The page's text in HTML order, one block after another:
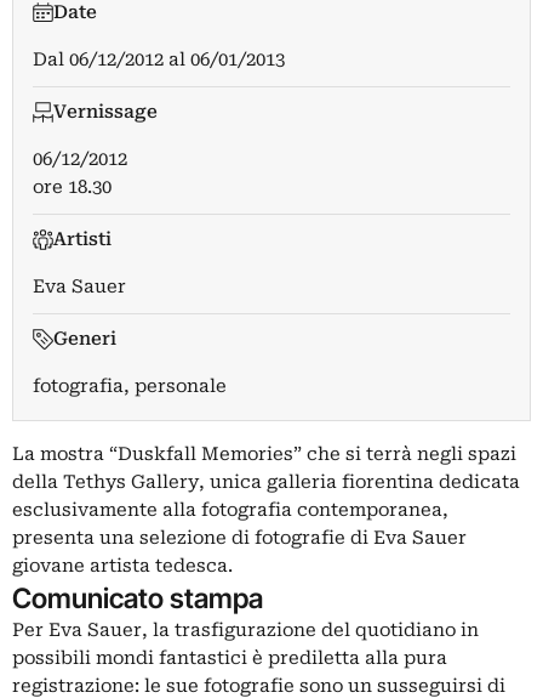
Date
Dal 06/12/2012 al 06/01/2013
Vernissage
06/12/2012
ore 18.30
Artisti
Eva Sauer
Generi
fotografia, personale
La mostra “Duskfall Memories” che si terrà negli spazi
della Tethys Gallery, unica galleria fiorentina dedicata
esclusivamente alla fotografia contemporanea,
presenta una selezione di fotografie di Eva Sauer
giovane artista tedesca.
Comunicato stampa
Per Eva Sauer, la trasfigurazione del quotidiano in
possibili mondi fantastici è prediletta alla pura
registrazione: le sue fotografie sono un susseguirsi di